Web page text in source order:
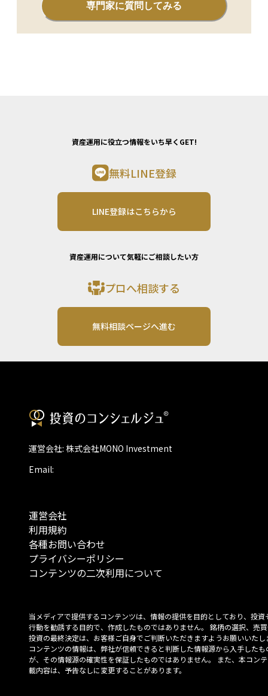
専門家に質問してみる
資産運用に役立つ情報をいち早くGET!
無料LINE登録
LINE登録はこちらから
資産運用について気軽にご相談したい方
プロへ相談する
無料相談ページへ進む
運営会社: 株式会社MONO Investment
Email:
運営会社
利用規約
各種お問い合わせ
プライバシーポリシー
コンテンツの二次利用について
当メディアで提供するコンテンツは、情報の提供を目的としており、投資
行動を勧誘する目的で、作成したものではありません。 銘柄の選択、売
投資の最終決定は、お客様ご自身でご判断いただきますようお願いいたし
コンテンツの情報は、弊社が信頼できると判断した情報源から入手したも
が、その情報源の確実性を保証したものではありません。 また、本コン
載内容は、予告なしに変更することがあります。